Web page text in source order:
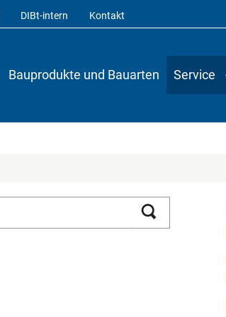
DIBt-intern Kontakt
Bauprodukte und Bauarten Service